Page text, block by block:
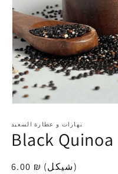
1
في
modal
بهارات و عطارة السعيد
سعر
6.00 ₪ (شيكل)